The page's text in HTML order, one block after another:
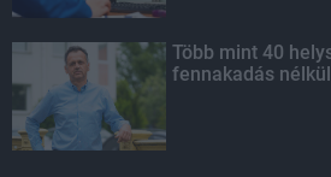
Több mint 40
fennakadás